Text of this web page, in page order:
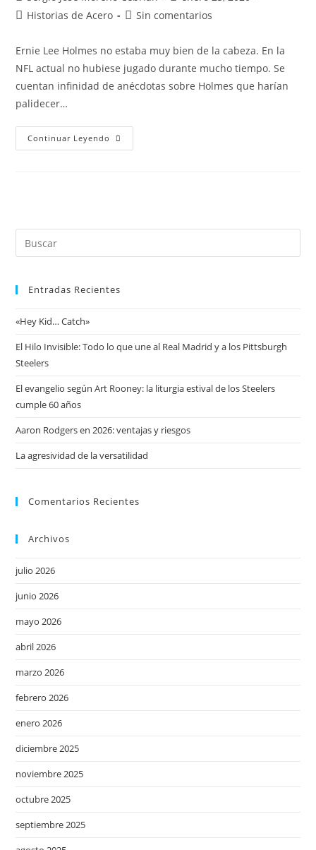
Historias de Acero
Sin comentarios
Ernie Lee Holmes no estaba muy bien de la cabeza. En la
NFL actual no hubiese jugado durante mucho tiempo. Se
cuentan infinidad de anécdotas sobre Holmes que harían
palidecer…
Continuar Leyendo
Entradas Recientes
«Hey Kid… Catch»
El Hilo Invisible: Todo lo que une al Real Madrid y a los Pittsburgh
Steelers
El evangelio según Art Rooney: la liturgia estival de los Steelers
cumple 60 años
Aaron Rodgers en 2026: ventajas y riesgos
La agresividad de la versatilidad
Comentarios Recientes
Archivos
julio 2026
junio 2026
mayo 2026
abril 2026
marzo 2026
febrero 2026
enero 2026
diciembre 2025
noviembre 2025
octubre 2025
septiembre 2025